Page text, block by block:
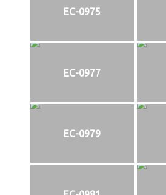
EC-0975
EC-0977
EC-0979